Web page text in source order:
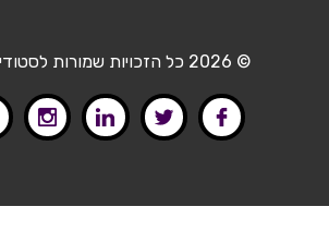
© 2026 כל הזכויות שמורות לסטודיו קוסטה.